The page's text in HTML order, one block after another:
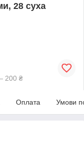
28 суха
200 ₴
Оплата Умови